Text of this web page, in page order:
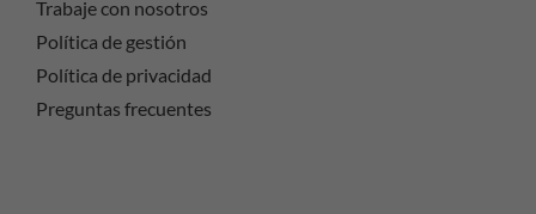
Trabaje con nosotros
Política de gestión
Política de privacidad
Preguntas frecuentes